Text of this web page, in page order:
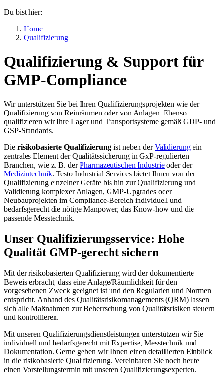
Du bist hier:
Home
Qualifizierung
Qualifizierung & Support für
GMP-Compliance
Wir unterstützen Sie bei Ihren Qualifizierungsprojekten wie der
Qualifizierung von Reinräumen oder von Anlagen. Ebenso
qualifizieren wir Ihre Lager und Transportsysteme gemäß GDP- und
GSP-Standards.
Die risikobasierte Qualifizierung ist neben derValidierung ein
zentrales Element der Qualitätssicherung in GxP-regulierten
Branchen, wie z. B. derPharmazeutischen Industrie oder der
Medizintechnik. Testo Industrial Services bietet Ihnen von der
Qualifizierung einzelner Geräte bis hin zur Qualifizierung und
Validierung komplexer Anlagen, GMP-Upgrades oder
Neubauprojekten im Compliance-Bereich individuell und
bedarfsgerecht die nötige Manpower, das Know-how und die
passende Messtechnik.
Unser Qualifizierungsservice: Hohe
Qualität GMP-gerecht sichern
Mit der risikobasierten Qualifizierung wird der dokumentierte
Beweis erbracht, dass eine Anlage/Räumlichkeit für den
vorgesehenen Zweck geeignet ist und den Regularien und Normen
entspricht. Anhand des Qualitätsrisikomanagements (QRM) lassen
sich alle Maßnahmen zur Beherrschung von Qualitätsrisiken steuern
und kontrollieren.
Mit unseren Qualifizierungsdienstleistungen unterstützen wir Sie
individuell und bedarfsgerecht mit Expertise, Messtechnik und
Dokumentation. Gerne geben wir Ihnen einen detaillierten Einblick
in die risikobasierte Qualifizierung. Vereinbaren Sie noch heute
einen Vorstellungstermin mit unseren Qualifizierungsexperten.